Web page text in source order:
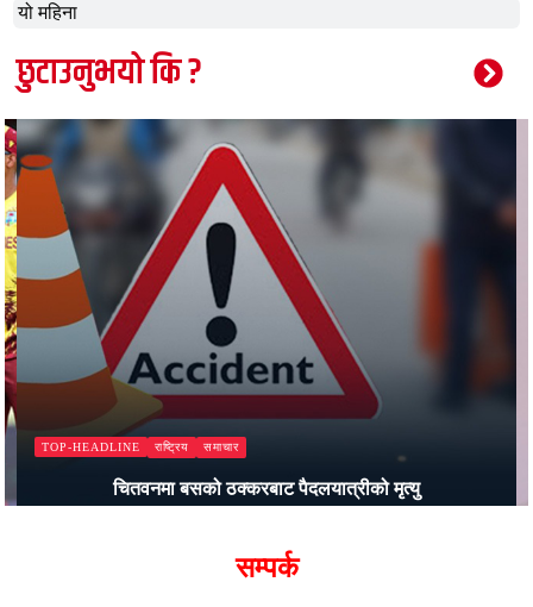
यो महिना
छुटाउनुभयो कि ?
TOP-HEADLINE राष्ट्रिय समाचार
चितवनमा बसको ठक्करबाट पैदलयात्रीको मृत्यु
सम्पर्क